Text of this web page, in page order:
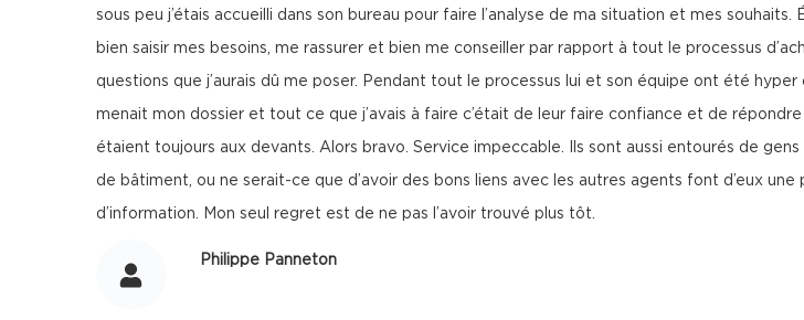
sous peu j’étais accueilli dans son bureau pour faire l’analyse de ma situation et mes
bien saisir mes besoins, me rassurer et bien me conseiller par rapport à tout le processus
questions que j’aurais dû me poser. Pendant tout le processus lui et son équipe ont été
menait mon dossier et tout ce que j’avais à faire c’était de leur faire confiance et de
étaient toujours aux devants. Alors bravo. Service impeccable. Ils sont aussi entourés de
de bâtiment, ou ne serait-ce que d’avoir des bons liens avec les autres agents font d’eux
d’information. Mon seul regret est de ne pas l’avoir trouvé plus tôt.
Philippe Panneton